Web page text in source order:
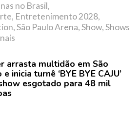
no Brasil,
, Entretenimento 2028,
,São Paulo Arena,Show,Shows
arrasta multidão em São
inicia turnê ‘BYE BYE CAJU’
esgotado para 48 mil